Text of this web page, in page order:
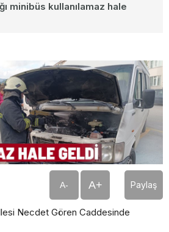
minibüs kullanılamaz hale
A- A+ Paylaş
Necdet Gören Caddesinde